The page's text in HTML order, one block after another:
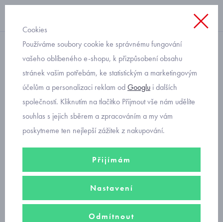
Svetry
svetr na zip s vlnou pro
kluky Mayoral 327
Cookies
Používáme soubory cookie ke správnému fungování
vašeho oblíbeného e-shopu, k přizpůsobení obsahu
stránek vašim potřebám, ke statistickým a marketingovým
účelům a personalizaci reklam odGooglu i dalších
společností. Kliknutím na tlačítko Přijmout vše nám udělíte
souhlas s jejich sběrem a zpracováním a my vám
poskytneme ten nejlepší zážitek z nakupování.
Přijímám
Nastavení
Odmítnout